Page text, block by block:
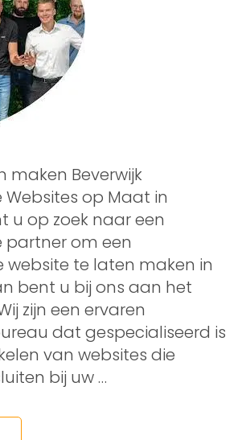
maken Beverwijk
Websites op Maat in
u op zoek naar een
om een
website te laten maken in
bent u bij ons aan het
zijn een ervaren
dat gespecialiseerd is
van websites die
bij uw …